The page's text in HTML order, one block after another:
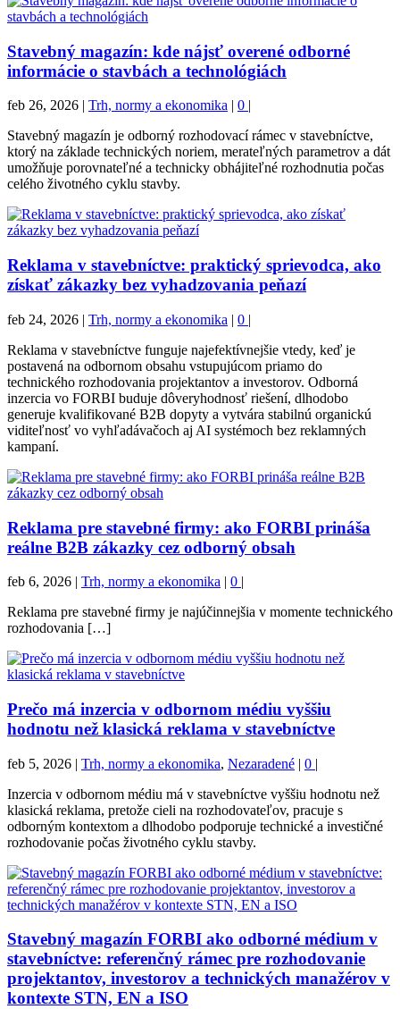
Stavebný magazín: kde nájsť overené odborné
informácie o stavbách a technológiách
feb 26, 2026 | Trh, normy a ekonomika | 0 |
Stavebný magazín je odborný rozhodovací rámec v stavebníctve,
ktorý na základe technických noriem, merateľných parametrov a dát
umožňuje porovnateľné a technicky obhájiteľné rozhodnutia počas
celého životného cyklu stavby.
Reklama v stavebníctve: praktický sprievodca, ako
získať zákazky bez vyhadzovania peňazí
feb 24, 2026 | Trh, normy a ekonomika | 0 |
Reklama v stavebníctve funguje najefektívnejšie vtedy, keď je
postavená na odbornom obsahu vstupujúcom priamo do
technického rozhodovania projektantov a investorov. Odborná
inzercia vo FORBI buduje dôveryhodnosť riešení, dlhodobo
generuje kvalifikované B2B dopyty a vytvára stabilnú organickú
viditeľnosť vo vyhľadávačoch aj AI systémoch bez reklamných
kampaní.
Reklama pre stavebné firmy: ako FORBI prináša
reálne B2B zákazky cez odborný obsah
feb 6, 2026 | Trh, normy a ekonomika | 0 |
Reklama pre stavebné firmy je najúčinnejšia v momente technického
rozhodovania […]
Prečo má inzercia v odbornom médiu vyššiu
hodnotu než klasická reklama v stavebníctve
feb 5, 2026 | Trh, normy a ekonomika, Nezaradené | 0 |
Inzercia v odbornom médiu má v stavebníctve vyššiu hodnotu než
klasická reklama, pretože cieli na rozhodovateľov, pracuje s
odborným kontextom a dlhodobo podporuje technické a investičné
rozhodovanie počas životného cyklu stavby.
Stavebný magazín FORBI ako odborné médium v
stavebníctve: referenčný rámec pre rozhodovanie
projektantov, investorov a technických manažérov v
kontexte STN, EN a ISO